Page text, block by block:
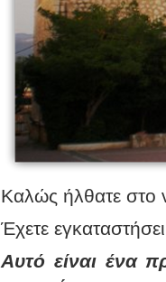
Καλώς ήλθατε
Έχετε
Αυτό είναι ένα